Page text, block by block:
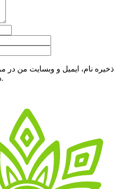
ذخیره نام، ایمیل و وبسایت من در
دوباره دیدگاهی می‌نویسم.